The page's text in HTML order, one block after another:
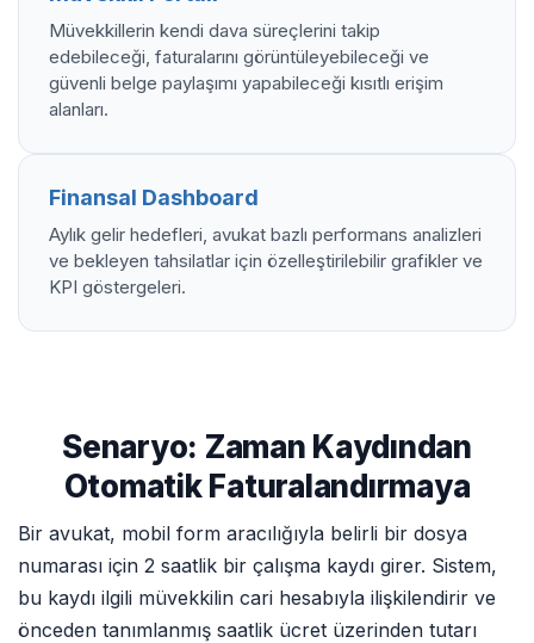
Müvekkillerin kendi dava süreçlerini takip
edebileceği, faturalarını görüntüleyebileceği ve
güvenli belge paylaşımı yapabileceği kısıtlı erişim
alanları.
Finansal Dashboard
Aylık gelir hedefleri, avukat bazlı performans analizleri
ve bekleyen tahsilatlar için özelleştirilebilir grafikler ve
KPI göstergeleri.
Senaryo: Zaman Kaydından
Otomatik Faturalandırmaya
Bir avukat, mobil form aracılığıyla belirli bir dosya
numarası için 2 saatlik bir çalışma kaydı girer. Sistem,
bu kaydı ilgili müvekkilin cari hesabıyla ilişkilendirir ve
önceden tanımlanmış saatlik ücret üzerinden tutarı